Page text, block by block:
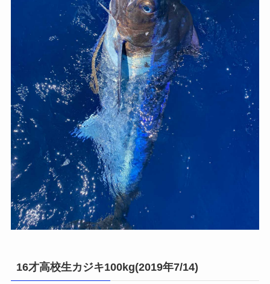
16才高校生カジキ100kg(2019年7/14)